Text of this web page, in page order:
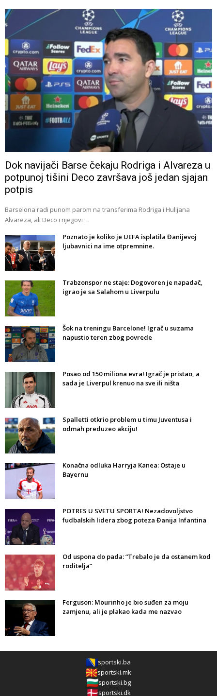
Dok navijači Barse čekaju Rodriga i Alvareza u
potpunoj tišini Deco završava još jedan sjajan
potpis
Barselona radi punom parom na transferima Rodriga i Hulijana
Alvareza, ali Deco i njegovi …
Poznato je koliko je UEFA isplatila Đanijevoj
ljubavnici na ime otpremnine.
Trabzonspor ne staje: Dogovoren je napadač,
igrao je sa Salahom u Liverpulu
Šok na treningu Barcelone! Igrač u suzama
napustio teren zbog povrede
Posao od 150 miliona evra! Igrač je pristao, a
sada je Liverpul krenuo na sve ili ništa
Spalletti otkrio problem u timu Juventusa i
odmah preduzeo akciju!
Konačna odluka Harryja Kanea: Ostaje u
Bayernu
POTRES U SVETU SPORTA! Nezadovoljstvo
fudbalskih lidera zbog poteza Đanija Infantina
Od uspona do pada: “Trebalo je da ostanem kod
roditelja”
Ferguson: Mourinho je bio suđen za moju
zamjenu, ali je plakao kada me nazvao
sportski.ba
sportski.mk
sportski.bg
sportski.dk